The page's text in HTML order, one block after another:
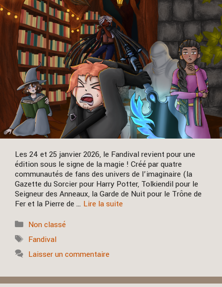
Les 24 et 25 janvier 2026, le Fandival revient pour une
édition sous le signe de la magie ! Créé par quatre
communautés de fans des univers de l’imaginaire (la
Gazette du Sorcier pour Harry Potter, Tolkiendil pour le
Seigneur des Anneaux, la Garde de Nuit pour le Trône de
Fer et la Pierre de … Lire la suite
Catégories
Non classé
Étiquettes
Fandival
Laisser un commentaire